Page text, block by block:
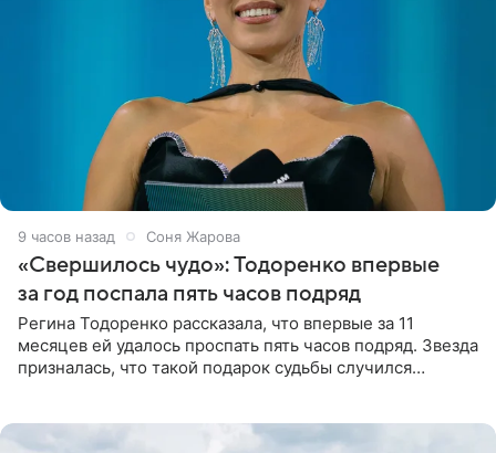
9 часов назад Соня Жарова
«Свершилось чудо»: Тодоренко впервые
за год поспала пять часов подряд
Регина Тодоренко рассказала, что впервые за 11
месяцев ей удалось проспать пять часов подряд. Звезда
призналась, что такой подарок судьбы случился